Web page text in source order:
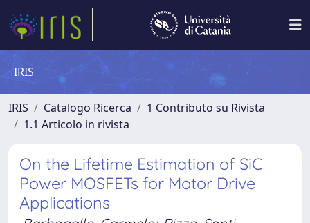
IRIS
IRIS Catalogo Ricerca
1 Contributo su Rivista
1.1 Articolo in rivista
On the Lifetime Estimation of SiC
Power MOSFETs for Motor Drive
Applications